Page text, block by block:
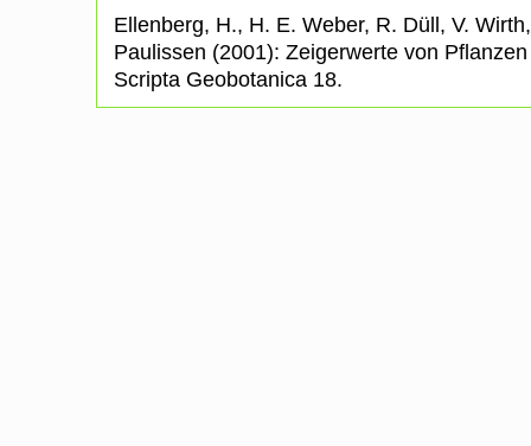
Ellenberg, H., H. E. Weber, R. Düll, V.
Paulissen (2001): Zeigerwerte von
Scripta Geobotanica 18.